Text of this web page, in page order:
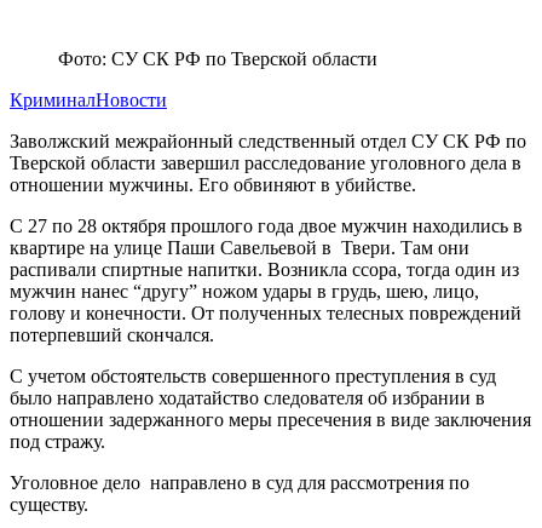
Фото: СУ СК РФ по Тверской области
КриминалНовости
Заволжский межрайонный следственный отдел СУ СК РФ по
Тверской области завершил расследование уголовного дела в
отношении мужчины. Его обвиняют в убийстве.
С 27 по 28 октября прошлого года двое мужчин находились в
квартире на улице Паши Савельевой в Твери. Там они
распивали спиртные напитки. Возникла ссора, тогда один из
мужчин нанес “другу” ножом удары в грудь, шею, лицо,
голову и конечности. От полученных телесных повреждений
потерпевший скончался.
С учетом обстоятельств совершенного преступления в суд
было направлено ходатайство следователя об избрании в
отношении задержанного меры пресечения в виде заключения
под стражу.
Уголовное дело направлено в суд для рассмотрения по
существу.